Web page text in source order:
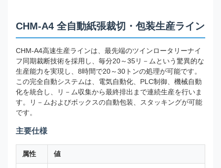
CHM-A4 全自動紙張裁切・包装生産ライン
CHM-A4高速生産ラインは、最先端のツインロータリーナイ
フ同期裁断技術を採用し、毎分20～35リ－ムという驚異的な
生産能力を実現し、8時間で20～30トンの処理が可能です。
この完全自動システムは、電気自動化、PLC制御、機械自動
化を統合し、リ－ム収集から最終排出まで連続生産を行いま
す。リ－ムおよびボックスの自動包装、スタッキングが可能
です。
主要仕様
属性 値